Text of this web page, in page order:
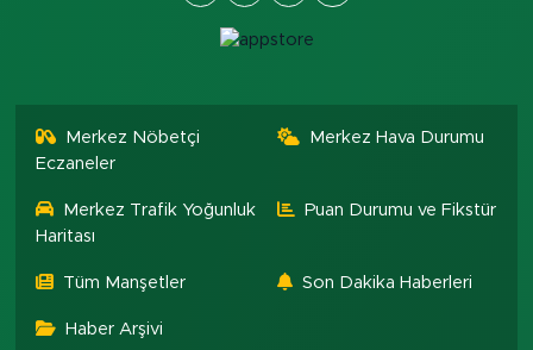
Merkez Nöbetçi
Eczaneler
Merkez Hava Durumu
Merkez Trafik Yoğunluk
Haritası
Puan Durumu ve Fikstür
Tüm Manşetler Son Dakika Haberleri
Haber Arşivi